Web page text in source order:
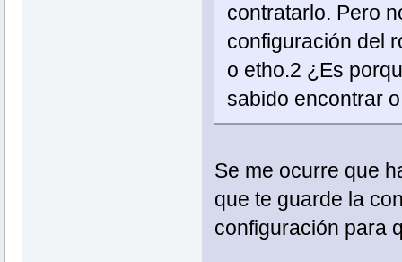
contratarlo. Pero
configuración del
o etho.2 ¿Es
sabido encontrar
Se me ocurre que
que te guarde la
configuración para